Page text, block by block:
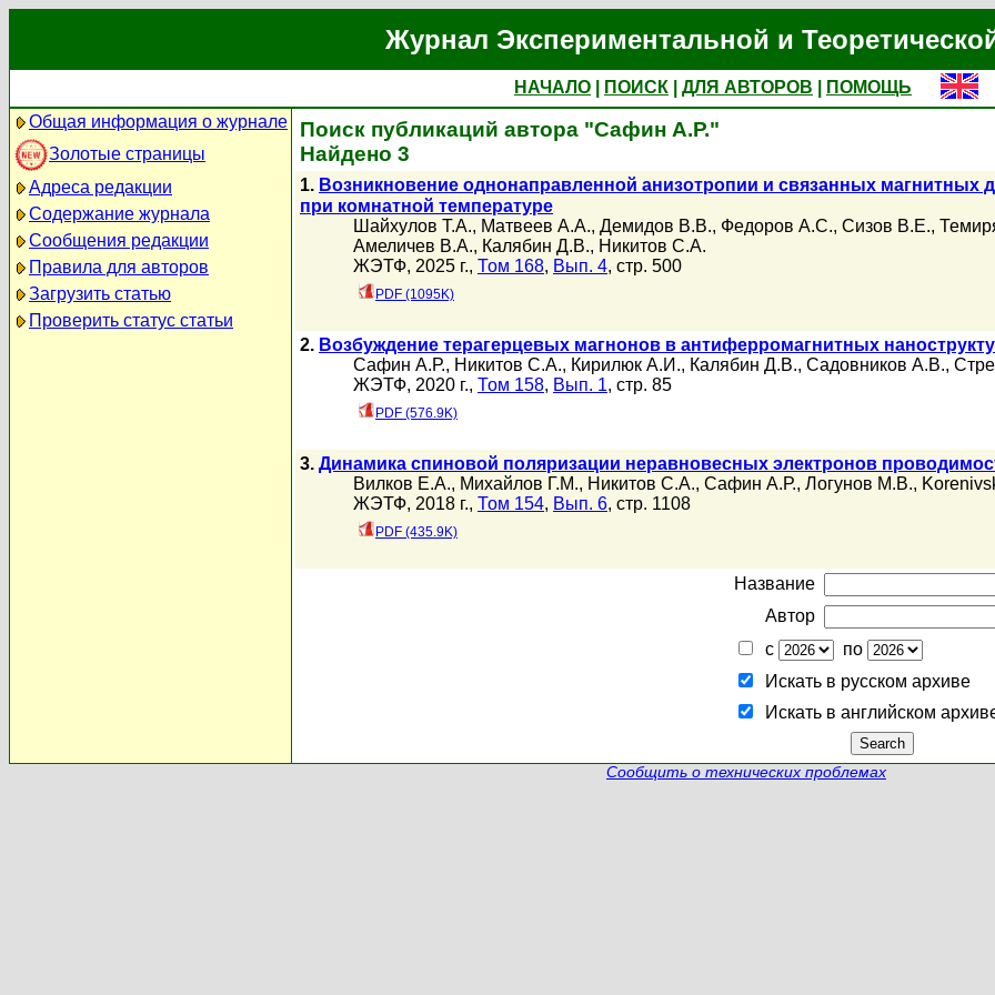
Журнал Экспериментальной и
НАЧАЛО ПОИСК ДЛЯ АВТОРОВ
ПОМОЩЬ
Общая информация о журнале
Золотые страницы
Адреса редакции
Содержание журнала
Сообщения редакции
Правила для авторов
Загрузить статью
Проверить статус статьи
Поиск публикаций автора "Сафин А.Р."
Найдено 3
1. Возникновение однонаправленной анизотропии и связанных магнитных
при комнатной температуре
Шайхулов Т.А., Матвеев А.А., Демидов В.В., Федоров А.С., Сизов В.Е.,
Амеличев В.А., Калябин Д.В., Никитов С.А.
ЖЭТФ, 2025 г., Том 168, Вып. 4, стр. 500
PDF (1095K)
2. Возбуждение терагерцевых магнонов в антиферромагнитных
Сафин А.Р., Никитов С.А., Кирилюк А.И., Калябин Д.В., Садовников А.В.,
ЖЭТФ, 2020 г., Том 158, Вып. 1, стр. 85
PDF (576.9K)
3. Динамика спиновой поляризации неравновесных электронов
Вилков Е.А., Михайлов Г.М., Никитов С.А., Сафин А.Р., Логунов М.В.,
ЖЭТФ, 2018 г., Том 154, Вып. 6, стр. 1108
PDF (435.9K)
Название
Автор
с
по
Искать в русском архиве
Искать в английском
Сообщить о технических проблемах